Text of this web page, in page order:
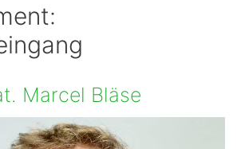
Marcel Bläse